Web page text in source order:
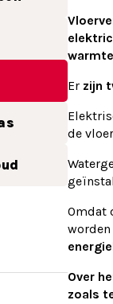
Er zijn
de
Omdat
Over
zoals